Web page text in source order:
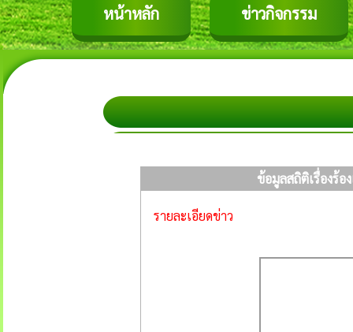
หน้าหลัก ข่าวกิจกรรม
ข้อมูลสถิติเรื่องร้
รายละเอียดข่าว